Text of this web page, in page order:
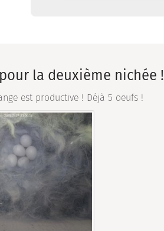
la deuxième nichée !
est productive ! Déjà 5 oeufs !